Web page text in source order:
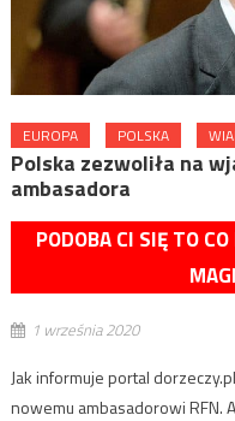
EUROPA POLSKA
Polska zezwoliła na
ambasadora
PODOBA CI SIĘ TO
1 września 2020
Jak informuje portal
nowemu ambasadorowi RFN.